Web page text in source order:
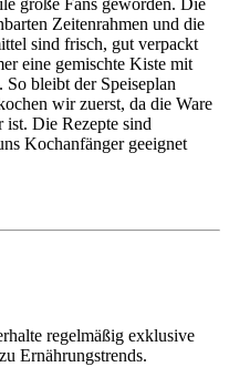
große Fans geworden. Die
Zeitenrahmen und die
sind frisch, gut verpackt
eine gemischte Kiste mit
bleibt der Speiseplan
wir zuerst, da die Ware
ist. Die Rezepte sind
Kochanfänger geeignet
regelmäßig exklusive
Ernährungstrends.